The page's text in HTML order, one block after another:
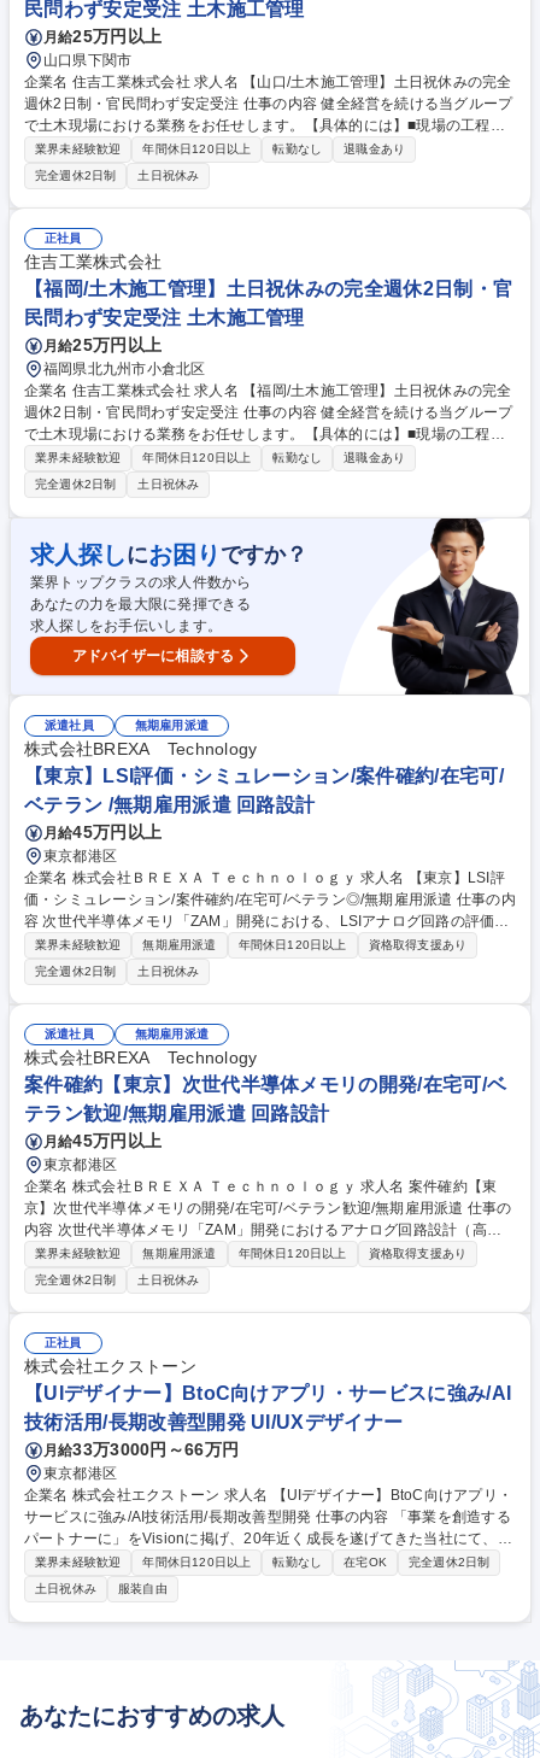
民問わず安定受注 土木施工管理
月給25万円以上
山口県下関市
企業名 住吉工業株式会社 求人名 【山口/土木施工管理】土日祝休みの完全
週休2日制・官民問わず安定受注 仕事の内容 健全経営を続ける当グループ
で土木現場における業務をお任せします。【具体的には】■現場の工程・
品質・安全の管理 ■人員・資材の発注業務 ■各種申請書類の作成・提出 等
～DX最先端企業～ 弊社のAIとIoT技術を活用した現場の安全管理に関する
DXの取り組みが、山口県「令和5年度 未来技術オープンラボ」実証プロジ
ェクトに採択 遠隔重機、スマートグラス、ドローン測量、帳票の電子化な
ど働きやすい環境づくりのために様々な取り組みを実施し続けます。 （業
務内容の変更の範囲）当社業務全般 募集職種 【山口/土木施工管理】土日
祝休みの完全週休2日制・官民問わず安定受注
業界未経験歓迎 年間休日120日以上 転勤なし
退職金あり
完全週休2日制
土日祝休み
正社員
住吉工業株式会社
【福岡/土木施工管理】土日祝休みの完全週休2日制・官
民問わず安定受注 土木施工管理
月給25万円以上
福岡県北九州市小倉北区
企業名 住吉工業株式会社 求人名 【福岡/土木施工管理】土日祝休みの完全
週休2日制・官民問わず安定受注 仕事の内容 健全経営を続ける当グループ
で土木現場における業務をお任せします。【具体的には】■現場の工程・
品質・安全の管理 ■人員・資材の発注業務 ■各種申請書類の作成・提出 等
～DX最先端企業～ 弊社のAIとIoT技術を活用した現場の安全管理に関する
DXの取り組みが、山口県「令和5年度 未来技術オープンラボ」実証プロジ
ェクトに採択 遠隔重機、スマートグラス、ドローン測量、帳票の電子化な
ど働きやすい環境づくりのために様々な取り組みを実施し続けます。 （業
務内容の変更の範囲）当社業務全般 募集職種 【福岡/土木施工管理】土日
祝休みの完全週休2日制・官民問わず安定受注
業界未経験歓迎 年間休日120日以上 転勤なし
退職金あり
完全週休2日制
土日祝休み
求人探しにお困り ですか？
業界トップクラスの求人件数から
あなたの力を最大限に発揮できる
求人探しをお手伝いします。
アドバイザーに相談する
派遣社員 無期雇用派遣
株式会社BREXA Technology
【東京】LSI評価・シミュレーション/案件確約/在宅可/
ベテラン /無期雇用派遣 回路設計
月給45万円以上
東京都港区
企業名 株式会社ＢＲＥＸＡ Ｔｅｃｈｎｏｌｏｇｙ 求人名 【東京】LSI評
価・シミュレーション/案件確約/在宅可/ベテラン◎/無期雇用派遣 仕事の内
容 次世代半導体メモリ「ZAM」開発における、LSIアナログ回路の評価お
よびシミュレーション業務を担当。SPICEを用いた検証や性能評価・改善
提案など、製品性能に直結する重要な役割を担います。 【詳細】 ■SPICE
を用いた回路設計・シミュレーション（ばらつき考慮含む）■性能評価お
よび検証、改善提案■高周波アナログ回路設計（トランジスタ・AFE設
計）■FinFETプロセスを用いた回路設計・レイアウト設計■TX/RX AFE回
路設計および最適化■回路仕様書の作成およびドキュメント整備■グローバ
ル環境での技術文書読解・コミュニケーション 募集職種 【東京】LSI評
価・シミュレーション/案件確約/在宅可/ベテラン◎/無期雇用派遣
業界未経験歓迎 無期雇用派遣 年間休日120日以上
資格取得支援あり
完全週休2日制
土日祝休み
派遣社員 無期雇用派遣
株式会社BREXA Technology
案件確約【東京】次世代半導体メモリの開発/在宅可/ベ
テラン歓迎/無期雇用派遣 回路設計
月給45万円以上
東京都港区
企業名 株式会社ＢＲＥＸＡ Ｔｅｃｈｎｏｌｏｇｙ 求人名 案件確約【東
京】次世代半導体メモリの開発/在宅可/ベテラン歓迎/無期雇用派遣 仕事の
内容 次世代半導体メモリ「ZAM」開発におけるアナログ回路設計（高周
波回路設計、SPICEシミュレーション、性能評価・検証など）を担当。設
計から評価まで一貫して関われるやりがいの大きい環境です。 【詳細】■
高周波アナログ回路設計（トランジスタ・AFE設計）■FinFETプロセスを
用いた回路・レイアウト設計■TX/RX AFE回路設計および最適化■SPICE
を用いた回路設計・シミュレーション（ばらつき考慮含む）■回路仕様書
の作成、性能評価および検証、改善提案■グローバル環境での技術文書読
解 ※フルチップ設計を通じて、性能・消費電力・タイミングの最適化とい
う高度な課題に挑戦できます。 募集職種 案件確約【東京】次世代半導体
メモリの開発/在宅可/ベテラン歓迎/無期雇用派遣
業界未経験歓迎 無期雇用派遣 年間休日120日以上
資格取得支援あり
完全週休2日制
土日祝休み
正社員
株式会社エクストーン
【UIデザイナー】BtoC向けアプリ・サービスに強み/AI
技術活用/長期改善型開発 UI/UXデザイナー
月給33万3000円～66万円
東京都港区
企業名 株式会社エクストーン 求人名 【UIデザイナー】BtoC向けアプリ・
サービスに強み/AI技術活用/長期改善型開発 仕事の内容 「事業を創造する
パートナーに」をVisionに掲げ、20年近く成長を遂げてきた当社にて、自
社およびクライアントのWebサイト・スマートフォンアプリなどのUIのデ
ザイン制作（上流工程から）をお任せします！！ 【業務詳細】■アートデ
ィレクション■UXの検討■UI・インタラクションの設計■Webサイト・スマ
ートフォン（タブレット）アプリのUIデザイン■プロトタイプの制作■クラ
加・Webサイトのコーディング（ご本人の希望による）※要望や適性を踏
まえて上流工程からお任せします。【仕事内容の変更範囲】当社業務全般
募集職種 【UIデザイナー】BtoC向けアプリ・サービスに強み/AI技術活用/
長期改善型開発
業界未経験歓迎 年間休日120日以上 転勤なし 在宅OK
完全週休2日制
土日祝休み
服装自由
あなたにおすすめの求人